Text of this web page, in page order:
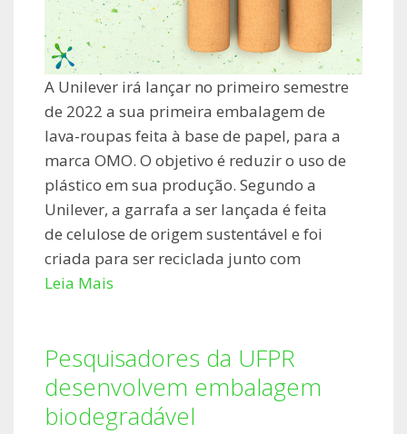
A Unilever irá lançar no primeiro semestre
de 2022 a sua primeira embalagem de
lava-roupas feita à base de papel, para a
marca OMO. O objetivo é reduzir o uso de
plástico em sua produção. Segundo a
Unilever, a garrafa a ser lançada é feita
de celulose de origem sustentável e foi
criada para ser reciclada junto com
Leia Mais
Pesquisadores da UFPR
desenvolvem embalagem
biodegradável